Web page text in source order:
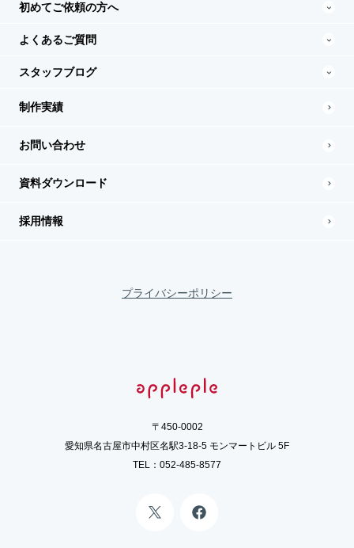
初めてご依頼の方へ
よくあるご質問
スタッフブログ
制作実績
お問い合わせ
資料ダウンロード
採用情報
プライバシーポリシー
〒450-0002
愛知県名古屋市中村区名駅3-18-5 モンマートビル 5F
TEL： 052-485-8577